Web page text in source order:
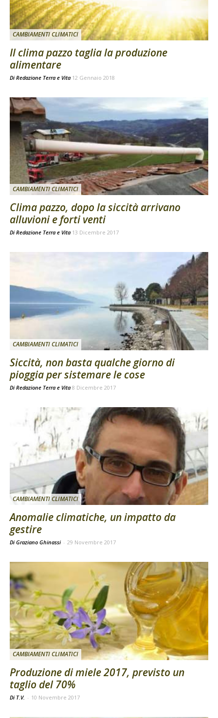
CAMBIAMENTI CLIMATICI
Il clima pazzo taglia la produzione
alimentare
Di Redazione Terra e Vita 12 Gennaio 2018
CAMBIAMENTI CLIMATICI
Clima pazzo, dopo la siccità arrivano
alluvioni e forti venti
Di Redazione Terra e Vita 13 Dicembre 2017
CAMBIAMENTI CLIMATICI
Siccità, non basta qualche giorno di
pioggia per sistemare le cose
Di Redazione Terra e Vita 8 Dicembre 2017
CAMBIAMENTI CLIMATICI
Anomalie climatiche, un impatto da
gestire
Di Graziano Ghinassi - 29 Novembre 2017
CAMBIAMENTI CLIMATICI
Produzione di miele 2017, previsto un
taglio del 70%
Di T.V. - 10 Novembre 2017